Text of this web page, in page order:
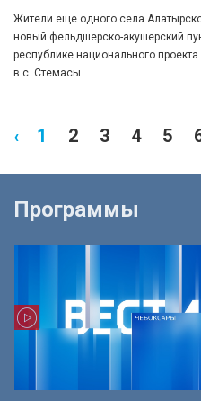
Жители еще одного села
новый фельдшерско-акушерский
республике национального
в с. Стемасы.
‹ 1 2 3 4 5
Программы